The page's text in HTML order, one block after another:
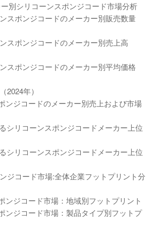
別シリコーンスポンジコード市場分析
スポンジコードのメーカー別販売数量
スポンジコードのメーカー別売上高
スポンジコードのメーカー別平均価格
2024年）
ンジコードのメーカー別売上および市場
シリコーンスポンジコードメーカー上位
シリコーンスポンジコードメーカー上位
ジコード市場:全体企業フットプリント分
ンジコード市場：地域別フットプリント
ンジコード市場：製品タイプ別フットプ